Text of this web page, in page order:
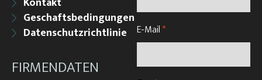
Geschaftsbedingungen
Datenschutzrichtlinie
FIRMENDATEN
E-Mail*